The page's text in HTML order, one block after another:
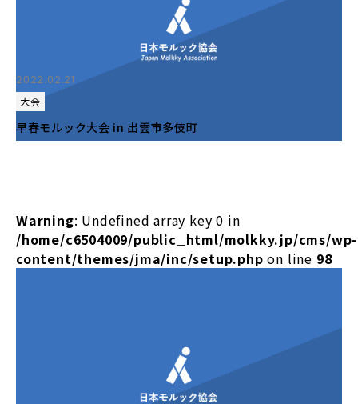
2022.02.21
大会
早春モルック大会 in 出雲市多伎町
Warning: Undefined array key 0 in
/home/c6504009/public_html/molkky.jp/cms/wp-
content/themes/jma/inc/setup.php on line 98